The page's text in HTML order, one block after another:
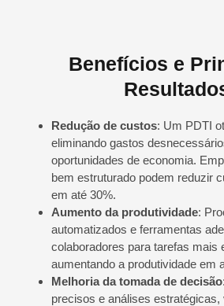
Benefícios e
Redução de custos: Um PDTI
eliminando gastos
oportunidades de economia.
bem estruturado podem reduzir
em até 30%.
Aumento da produtividade:
automatizados e ferramentas
colaboradores para tarefas mais
aumentando a produtividade em
Melhoria da tomada de decisão
precisos e análises